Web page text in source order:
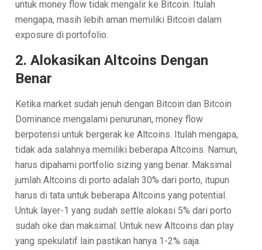
untuk money flow tidak mengalir ke Bitcoin. Itulah
mengapa, masih lebih aman memiliki Bitcoin dalam
exposure di portofolio.
2. Alokasikan Altcoins Dengan
Benar
Ketika market sudah jenuh dengan Bitcoin dan Bitcoin
Dominance mengalami penurunan, money flow
berpotensi untuk bergerak ke Altcoins. Itulah mengapa,
tidak ada salahnya memiliki beberapa Altcoins. Namun,
harus dipahami portfolio sizing yang benar. Maksimal
jumlah Altcoins di porto adalah 30% dari porto, itupun
harus di tata untuk beberapa Altcoins yang potential.
Untuk layer-1 yang sudah settle alokasi 5% dari porto
sudah oke dan maksimal. Untuk new Altcoins dan play
yang spekulatif lain pastikan hanya 1-2% saja.